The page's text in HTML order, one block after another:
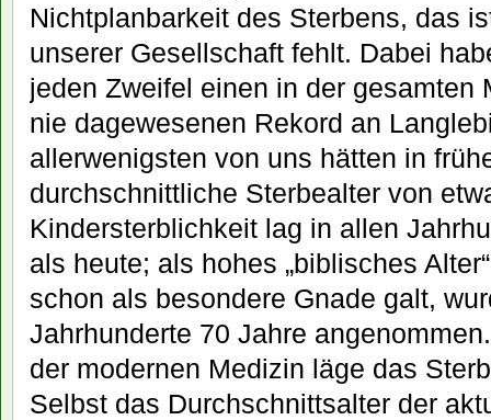
Nichtplanbarkeit des Sterbens, das
unserer Gesellschaft fehlt. Dabei
jeden Zweifel einen in der gesamten
nie dagewesenen Rekord an
allerwenigsten von uns hätten in
durchschnittliche Sterbealter von
Kindersterblichkeit lag in allen
als heute; als hohes „biblisches
schon als besondere Gnade galt,
Jahrhunderte 70 Jahre
der modernen Medizin läge das
Selbst das Durchschnittsalter der